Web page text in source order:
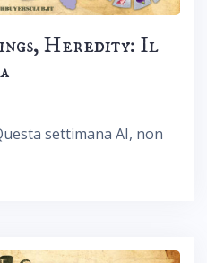
Heredity: Il
settimana AI, non